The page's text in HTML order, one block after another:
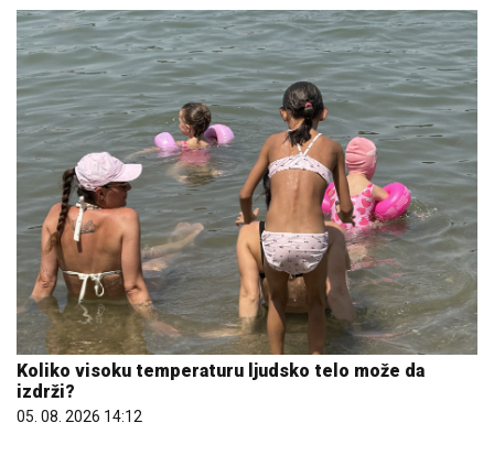
Koliko visoku temperaturu ljudsko telo može da
izdrži?
05. 08. 2026 14:12